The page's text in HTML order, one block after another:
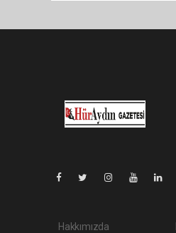
Hakkımızda